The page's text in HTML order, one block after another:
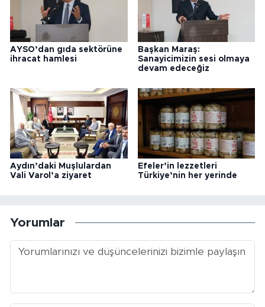
AYSO’dan gıda sektörüne
ihracat hamlesi
Başkan Maraş:
Sanayicimizin sesi olmaya
devam edeceğiz
Aydın’daki Muşlulardan
Vali Varol’a ziyaret
Efeler’in lezzetleri
Türkiye’nin her yerinde
Yorumlar